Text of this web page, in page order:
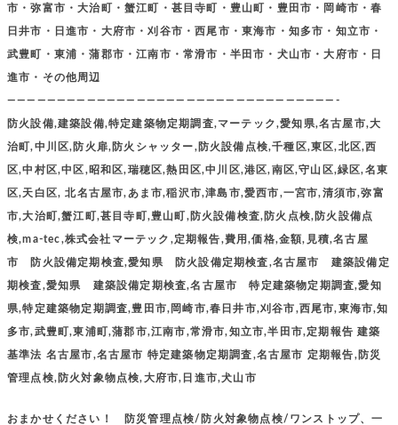
市・弥富市・大治町・蟹江町・甚目寺町・豊山町・豊田市・岡崎市・春
日井市・日進市・大府市・刈谷市・西尾市・東海市・知多市・知立市・
武豊町・東浦・蒲郡市・江南市・常滑市・半田市・犬山市・大府市・日
進市・その他周辺
—————————————————————————————————-
防火設備,建築設備,特定建築物定期調査,マーテック,愛知県,名古屋市,大
治町,中川区,防火扉,防火シャッター,防火設備点検,千種区,東区,北区,西
区,中村区,中区,昭和区,瑞穂区,熱田区,中川区,港区,南区,守山区,緑区,名東
区,天白区, 北名古屋市,あま市,稲沢市,津島市,愛西市,一宮市,清須市,弥富
市,大治町,蟹江町,甚目寺町,豊山町,防火設備検査,防火点検,防火設備点
検,ma-tec,株式会社マーテック,定期報告,費用,価格,金額,見積,名古屋
市 防火設備定期検査,愛知県 防火設備定期検査,名古屋市 建築設備定
期検査,愛知県 建築設備定期検査,名古屋市 特定建築物定期調査,愛知
県,特定建築物定期調査,豊田市,岡崎市,春日井市,刈谷市,西尾市,東海市,知
多市,武豊町,東浦町,蒲郡市,江南市,常滑市,知立市,半田市,定期報告 建築
基準法 名古屋市,名古屋市 特定建築物定期調査,名古屋市 定期報告,防災
管理点検,防火対象物点検,大府市,日進市,犬山市
おまかせください！ 防災管理点検/防火対象物点検/ワンストップ、一